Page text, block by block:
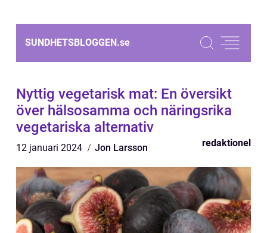
SUNDHETSBLOGGEN.se
Nyttig vegetarisk mat: En översikt
över hälsosamma och näringsrika
vegetariska alternativ
12 januari 2024 Jon Larsson redaktionel